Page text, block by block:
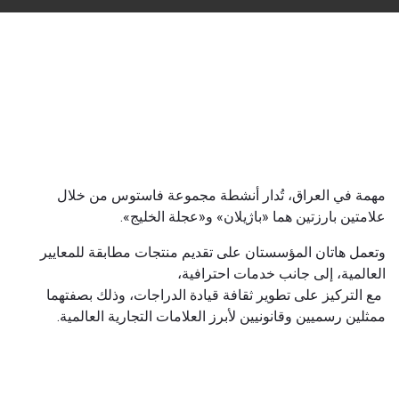
مهمة في العراق، تُدار أنشطة مجموعة فاستوس من خلال
علامتين بارزتين هما «باژیلان» و«عجلة الخليج».
وتعمل هاتان المؤسستان على تقديم منتجات مطابقة للمعايير
العالمية، إلى جانب خدمات احترافية،
مع التركيز على تطوير ثقافة قيادة الدراجات، وذلك بصفتهما
ممثلين رسميين وقانونيين لأبرز العلامات التجارية العالمية.